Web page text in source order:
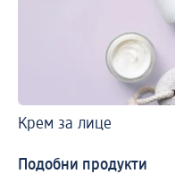
Крем за лице
Подобни продукти